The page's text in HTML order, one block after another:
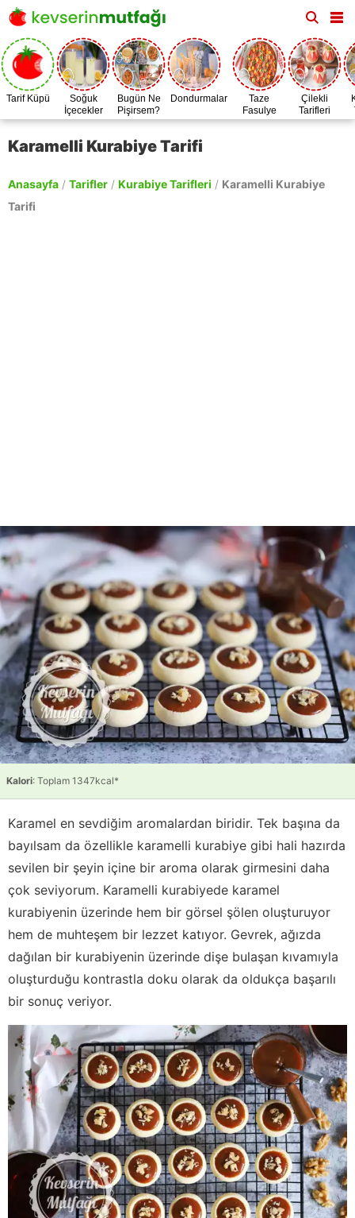
Tarif Küpü
Soğuk
İçecekler
Bugün Ne
Pişirsem?
Dondurmalar
Taze
Fasulye
Zamanı
Çilekli
Tarifleri
Karamelli Kurabiye Tarifi
Anasayfa / Tarifler / Kurabiye Tarifleri / Karamelli Kurabiye
Tarifi
Kalori: Toplam 1347kcal*
Karamel en sevdiğim aromalardan biridir. Tek başına da
bayılsam da özellikle karamelli kurabiye gibi hali hazırda
sevilen bir şeyin içine bir aroma olarak girmesini daha
çok seviyorum. Karamelli kurabiyede karamel
kurabiyenin üzerinde hem bir görsel şölen oluşturuyor
hem de muhteşem bir lezzet katıyor. Gevrek, ağızda
dağılan bir kurabiyenin üzerinde dişe bulaşan kıvamıyla
oluşturduğu kontrastla doku olarak da oldukça başarılı
bir sonuç veriyor.